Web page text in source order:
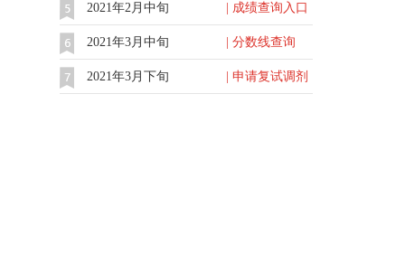
2021年2月中旬 | 成绩查询入口
2021年3月中旬 | 分数线查询
2021年3月下旬 | 申请复试调剂